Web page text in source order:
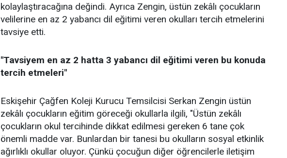
kolaylaştıracağına değindi. Ayrıca Zengin, üstün zekâlı çocukların
velilerine en az 2 yabancı dil eğitimi veren okulları tercih etmelerini
tavsiye etti.
"Tavsiyem en az 2 hatta 3 yabancı dil eğitimi veren bu konuda
tercih etmeleri"
Eskişehir Çağfen Koleji Kurucu Temsilcisi Serkan Zengin üstün
zekâlı çocukların eğitim göreceği okullarla ilgili, "Üstün zekâlı
çocukların okul tercihinde dikkat edilmesi gereken 6 tane çok
önemli madde var. Bunlardan bir tanesi bu okulların sosyal etkinlik
ağırlıklı okullar oluyor. Çünkü çocuğun diğer öğrencilerle iletişim